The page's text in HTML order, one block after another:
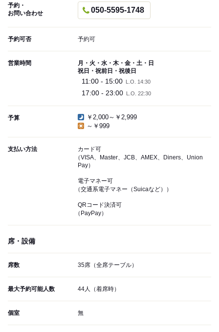
予約・
お問い合わせ
050-5595-1748
予約可否 予約可
営業時間
月・火・水・木・金・土・日
祝日・祝前日・祝後日
11:00 - 15:00 L.O. 14:30
17:00 - 23:00 L.O. 22:30
予算
￥2,000～￥2,999
～￥999
支払い方法
カード可
（VISA、Master、JCB、AMEX、Diners、Union
Pay）
電子マネー可
（交通系電子マネー（Suicaなど））
QRコード決済可
（PayPay）
席・設備
席数 35席（全席テーブル）
最大予約可能人数 44人（着席時）
個室 無